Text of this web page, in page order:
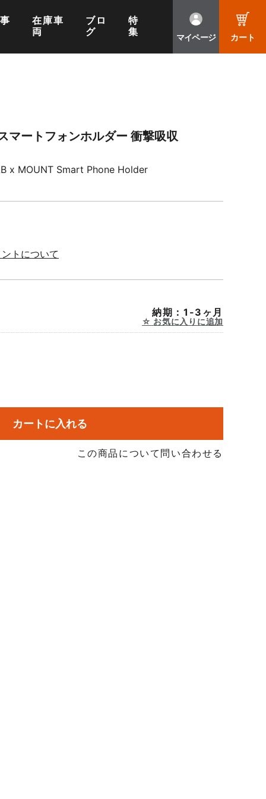
在庫車
両
ブロ
グ
特
集
マイページ カート
マートフォンホルダー 衝撃吸収
x MOUNT Smart Phone Holder
トについて
納期：1-3ヶ月
お気に入りに追加
カートに入れる
この商品について問い合わせる